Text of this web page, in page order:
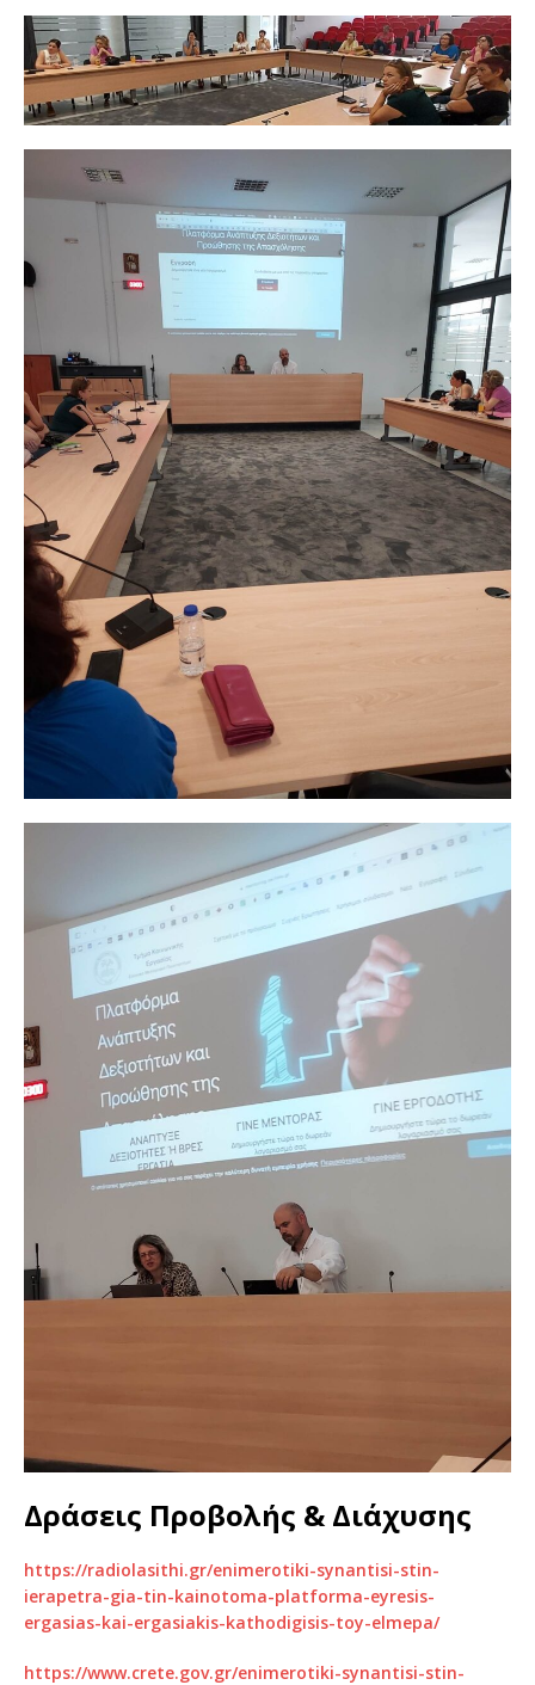
Δράσεις Προβολής & Διάχυσης
https://radiolasithi.gr/enimerotiki-synantisi-stin-
ierapetra-gia-tin-kainotoma-platforma-eyresis-
ergasias-kai-ergasiakis-kathodigisis-toy-elmepa/
https://www.crete.gov.gr/enimerotiki-synantisi-stin-